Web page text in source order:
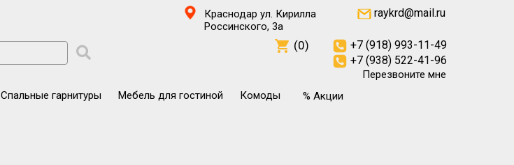
Краснодар ул. Кирилла
Россинского, 3а
raykrd@mail.ru
Перезвоните мне
Спальные гарнитуры Мебель для гостиной Комоды % Акции
(0)
+7 (918) 993-11-49
+7 (938) 522-41-96